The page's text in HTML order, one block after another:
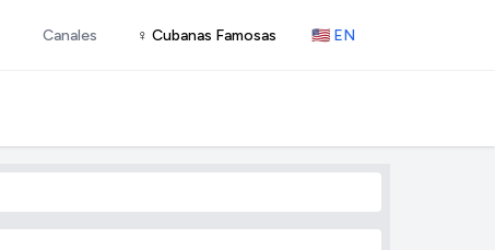
Canales ♀ Cubanas Famosas 🇺🇸 EN